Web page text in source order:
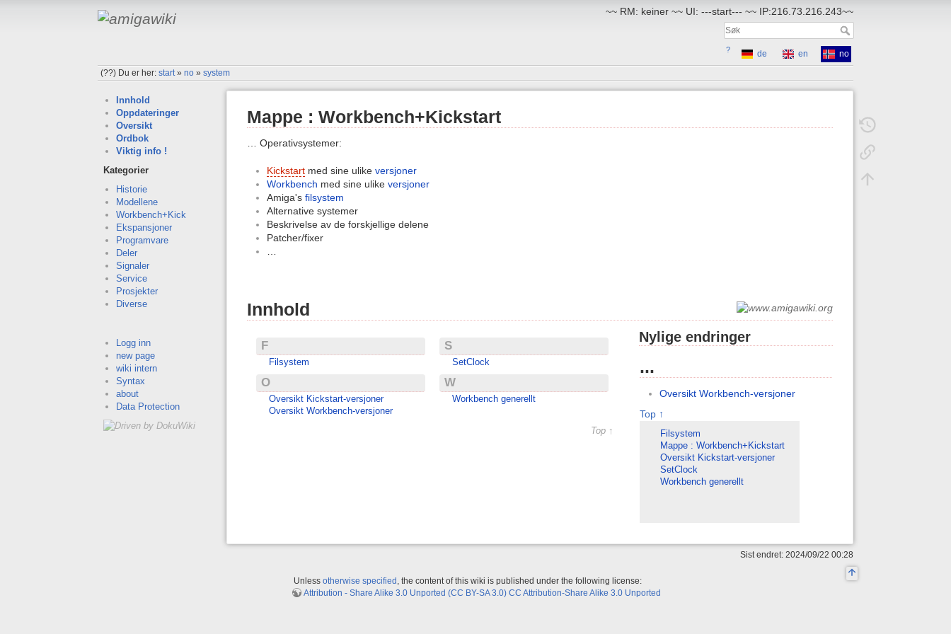
~~ RM: keiner ~~ UI: ---start--- ~~ IP:216.73.216.243~~
? de en
no
(??) Du er her:start»no »system
Innhold
Oppdateringer
Oversikt
Ordbok
Viktig info !
Kategorier
Historie
Modellene
Workbench+Kick
Ekspansjoner
Programvare
Deler
Signaler
Service
Prosjekter
Diverse
Logg inn
new page
wiki intern
Syntax
about
Data Protection
Mappe : Workbench+Kickstart
… Operativsystemer:
Kickstart med sine ulike versjoner
Workbench med sine ulike versjoner
Amiga's filsystem
Alternative systemer
Beskrivelse av de forskjellige delene
Patcher/fixer
Innhold
F
Filsystem
O
Oversikt Kickstart-versjoner
Oversikt Workbench-versjoner
S
SetClock
W
Workbench generellt
Top ↑
Nylige endringer
...
Oversikt Workbench-versjoner
Top ↑
Filsystem
Mappe : Workbench+Kickstart
Oversikt Kickstart-versjoner
SetClock
Workbench generellt
Sist endret: 2024/09/22 00:28
Unless otherwise specified , the content of this wiki is published under the following license:
Attribution - Share Alike 3.0 Unported (CC BY-SA 3.0) CC Attribution-Share Alike 3.0 Unported